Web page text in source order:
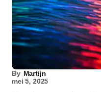
By Martijn
mei 5, 2025